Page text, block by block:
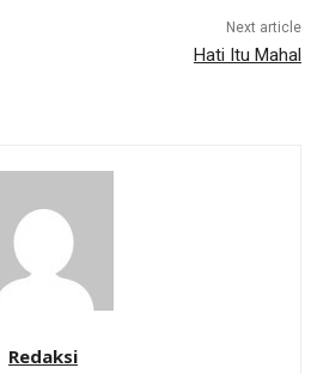
Next article
Hati Itu Mahal
Redaksi